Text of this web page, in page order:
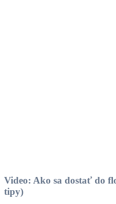
Video: Ako sa dostať do
tipy)